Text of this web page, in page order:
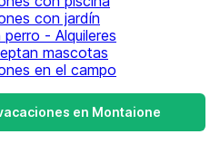
con jardín
- Alquileres
mascotas
en el campo
en Montaione